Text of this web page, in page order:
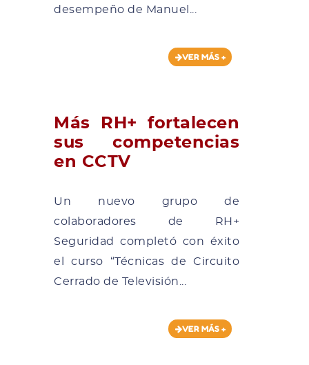
desempeño de Manuel...
VER MÁS +
Más RH+ fortalecen
sus competencias
en CCTV
Un nuevo grupo de
colaboradores de RH+
Seguridad completó con éxito
el curso “Técnicas de Circuito
Cerrado de Televisión...
VER MÁS +